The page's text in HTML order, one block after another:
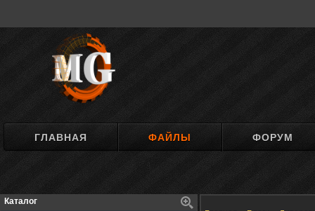
ГЛАВНАЯ ФАЙЛЫ ФОРУМ
Каталог